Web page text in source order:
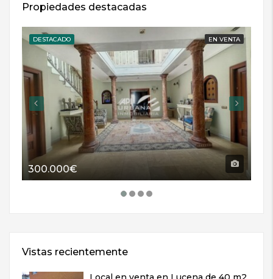
Propiedades destacadas
DESTACADO EN VENTA
300.000€
Vistas recientemente